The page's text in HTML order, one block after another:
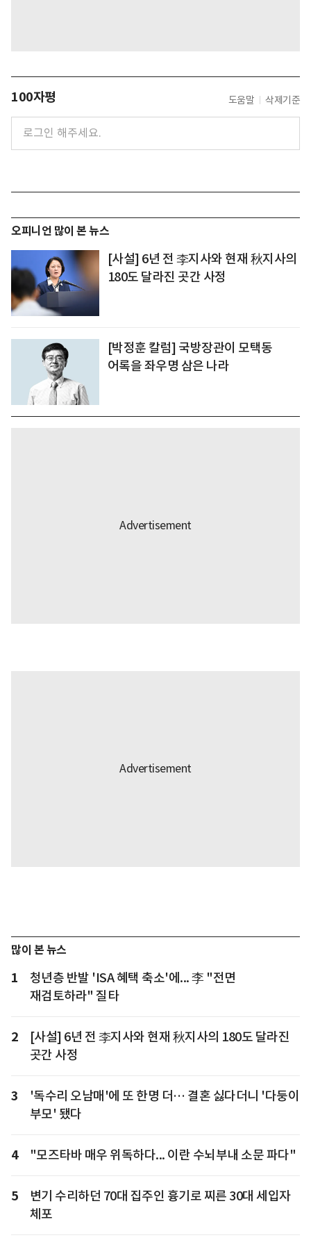
100자평 도움말 삭제기준
오피니언 많이 본 뉴스
[사설] 6년 전 李지사와 현재 秋지사의
180도 달라진 곳간 사정
[박정훈 칼럼] 국방장관이 모택동
어록을 좌우명 삼은 나라
많이 본 뉴스
1
청년층 반발 'ISA 혜택 축소'에... 李 "전면
재검토하라" 질타
2
[사설] 6년 전 李지사와 현재 秋지사의 180도 달라진
곳간 사정
3
'독수리 오남매'에 또 한명 더… 결혼 싫다더니 '다둥이
부모' 됐다
4 "모즈타바 매우 위독하다... 이란 수뇌부내 소문 파다"
5
변기 수리하던 70대 집주인 흉기로 찌른 30대 세입자
체포